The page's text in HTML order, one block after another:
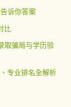
诉你答案
比
取骗局与学历验
专业排名全解析